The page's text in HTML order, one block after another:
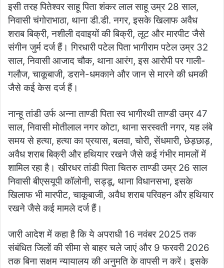
इसी तरह पितेश्वर साहू पिता शंकर लाल साहू उम्र 28 साल,
निवासी चंगोराभाठा, थाना डी.डी. नगर, इसके खिलाफ अवैध
शराब बिक्री, नशीली दवाइयों की बिक्री, लूट और मारपीट जैसे
संगीन जुर्म दर्ज हैं। गिरधारी पटेल पिता भागीराम पटेल उम्र 32
साल, निवासी आजाद चौक, थाना आरंग, इस आरोपी पर गाली-
गलौज, चाकूबाजी, डराने-धमकाने और जान से मारने की धमकी
जैसे कई केस दर्ज हैं।
नान्हू तांडी उर्फ अन्ना ताण्डी पिता स्व भागीरथी ताण्डी उम्र 47
साल, निवासी मोतीलाल नगर कोटा, थाना सरस्वती नगर, यह लंबे
समय से हत्या, हत्या का प्रयास, बलवा, चोरी, सेंधमारी, छेड़छाड़,
अवैध शराब बिक्री और हथियार रखने जैसे कई गंभीर मामलों में
शामिल रहा है। खीरधर तांडी पिता चितरु ताण्डी उम्र 26 साल
निवासी बीएसयूपी कॉलोनी, सड्डू, थाना विधानसभा, इसके
खिलाफ भी मारपीट, चाकूबाजी, अवैध शराब परिवहन और हथियार
रखने जैसे कई मामले दर्ज हैं।
जारी आदेश में कहा है कि ये अपराधी 16 नवंबर 2025 तक
संबंधित जिलों की सीमा से बाहर चले जाएं और 9 फरवरी 2026
तक बिना सक्षम न्यायालय की अनुमति के वापसी न करें। इसके